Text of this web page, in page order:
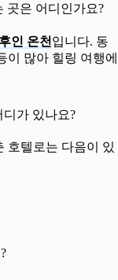
곳은 어디인가요?
인 온천 입니다. 동
이 많아 힐링 여행에
가 있나요?
호텔로는 다음이 있